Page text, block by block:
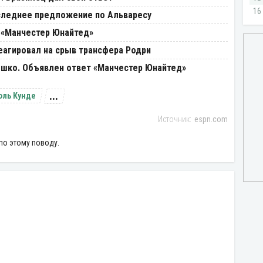
предложение по Альваресу
Юнайтед»
на срыв трансфера Родри
Объявлен ответ «Манчестер Юнайтед»
Кунде ...
espn.com
этому поводу.